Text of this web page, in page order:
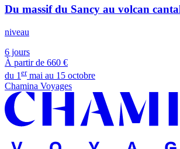
Du massif du Sancy au volcan
niveau
6 jours
À partir de 660 €
du 1 ermai au 15 octobre
Chamina Voyages